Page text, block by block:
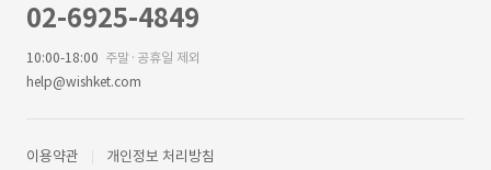
02-6925-4849
10:00-18:00 주말·공휴일 제외
help@wishket.com
이용약관 개인정보 처리방침